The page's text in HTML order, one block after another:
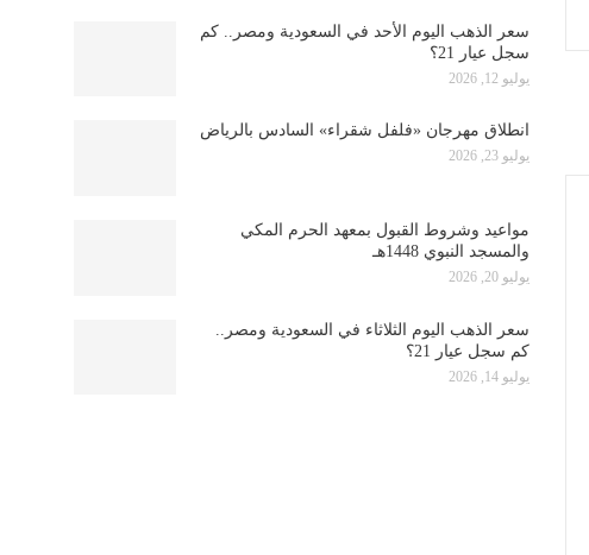
سعر الذهب اليوم الأحد في السعودية ومصر.. كم
سجل عيار 21؟
يوليو 12, 2026
انطلاق مهرجان «فلفل شقراء» السادس بالرياض
يوليو 23, 2026
مواعيد وشروط القبول بمعهد الحرم المكي
والمسجد النبوي 1448هـ
يوليو 20, 2026
سعر الذهب اليوم الثلاثاء في السعودية ومصر..
كم سجل عيار 21؟
يوليو 14, 2026